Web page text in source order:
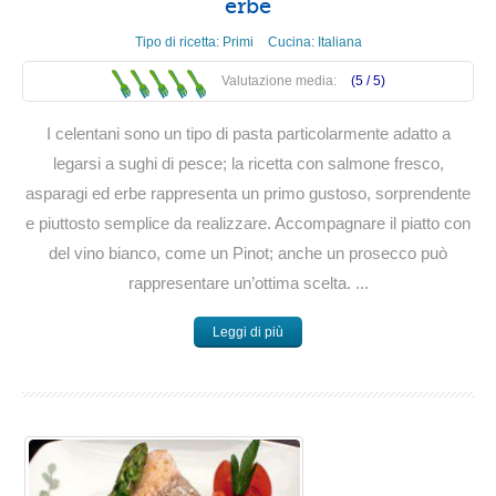
erbe
Tipo di ricetta: Primi Cucina: Italiana
Valutazione media: (5 /5)
I celentani sono un tipo di pasta particolarmente adatto a
legarsi a sughi di pesce; la ricetta con salmone fresco,
asparagi ed erbe rappresenta un primo gustoso, sorprendente
e piuttosto semplice da realizzare. Accompagnare il piatto con
del vino bianco, come un Pinot; anche un prosecco può
rappresentare un’ottima scelta. ...
Leggi di più